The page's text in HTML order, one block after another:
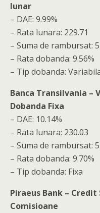
lunar
– DAE: 9.99%
– Rata lunara: 229.71
– Suma de rambursat:
– Rata dobanda: 9.56%
– Tip dobanda:
Banca Transilvania –
Dobanda Fixa
– DAE: 10.14%
– Rata lunara: 230.03
– Suma de rambursat:
– Rata dobanda: 9.70%
– Tip dobanda: Fixa
Piraeus Bank –
Comisioane